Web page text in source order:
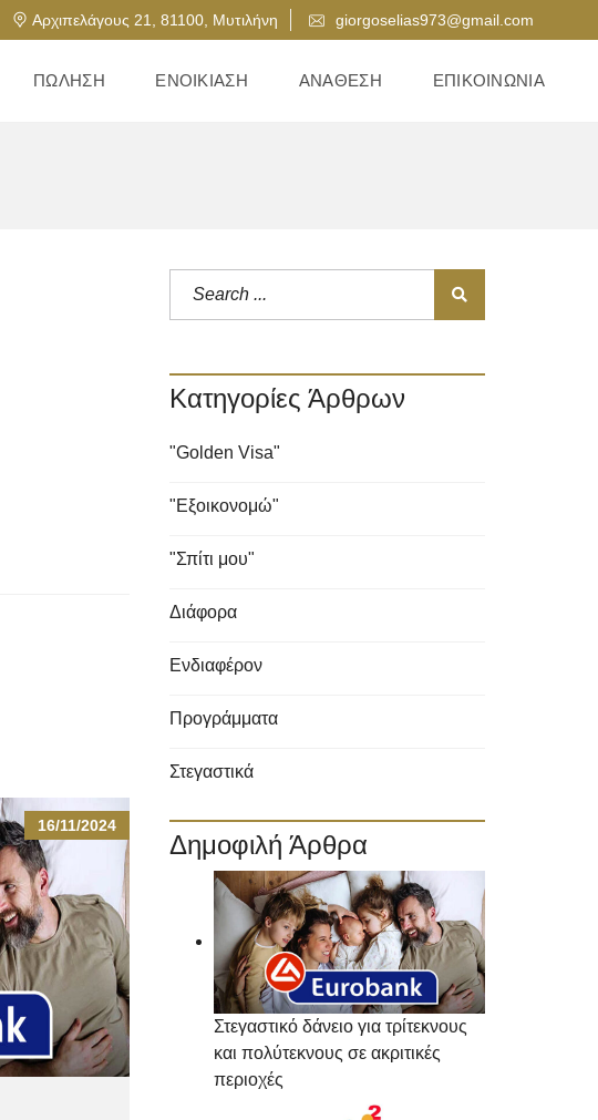
Αρχιπελάγους 21, 81100, Μυτιλήνη giorgoselias973@gmail.com
ΠΏΛΗΣΗ ΕΝΟΙΚΊΑΣΗ ΑΝΆΘΕΣΗ ΕΠΙΚΟΙΝΩΝΊΑ
16/11/2024
Κατηγορίες Άρθρων
"Golden Visa"
"Εξοικονομώ"
"Σπίτι μου"
Διάφορα
Ενδιαφέρον
Προγράμματα
Στεγαστικά
Δημοφιλή Άρθρα
Στεγαστικό δάνειο για τρίτεκνους
και πολύτεκνους σε ακριτικές
περιοχές